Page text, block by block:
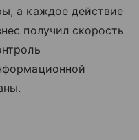
а каждое действие
получил скорость